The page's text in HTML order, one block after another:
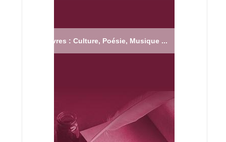
Livres : Culture, Poésie, Musique ...